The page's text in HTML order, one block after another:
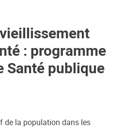
: programme
Santé publique
de la population dans les